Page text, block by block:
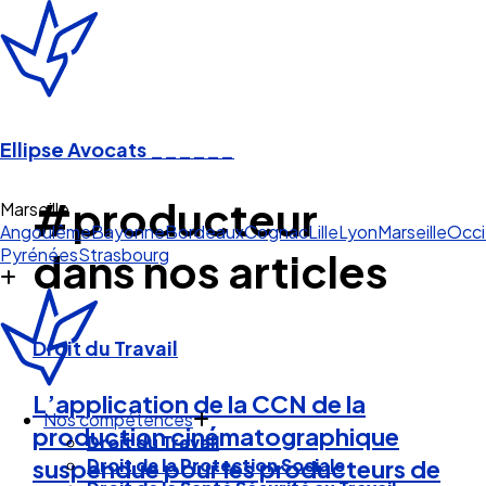
Ellipse Avocats
Marseille
AngoulêmeBayonneBordeauxCognacLilleLyonMarseille
PyrénéesStrasbourg
Nos compétences
Droit du Travail
Droit de la Protection Sociale
#producteur
dans nos articles
Droit du Travail
L’application de la CCN de la
production cinématographique
suspendue pour les producteurs de